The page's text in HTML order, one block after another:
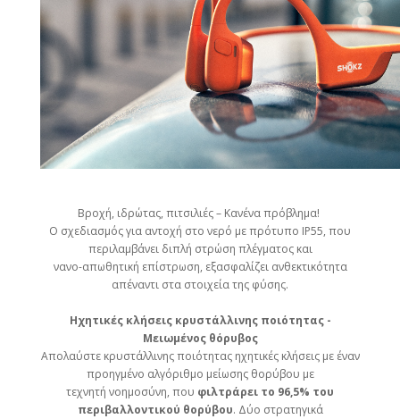
Βροχή, ιδρώτας, πιτσιλιές – Κανένα πρόβλημα!
Ο σχεδιασμός για αντοχή στο νερό με πρότυπο IP55, που
περιλαμβάνει διπλή στρώση πλέγματος και
νανο-απωθητική επίστρωση, εξασφαλίζει ανθεκτικότητα
απέναντι στα στοιχεία της φύσης.
Ηχητικές κλήσεις κρυστάλλινης ποιότητας -
Μειωμένος θόρυβος
Απολαύστε κρυστάλλινης ποιότητας ηχητικές κλήσεις με έναν
προηγμένο αλγόριθμο μείωσης θορύβου με
τεχνητή νοημοσύνη, που φιλτράρει το 96,5% του
περιβαλλοντικού θορύβου. Δύο στρατηγικά